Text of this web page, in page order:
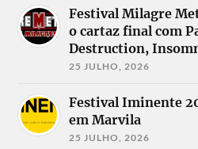
Festival Milagre
o cartaz final com
Destruction,
25 JULHO, 2026
Festival Iminente
em Marvila
25 JULHO, 2026